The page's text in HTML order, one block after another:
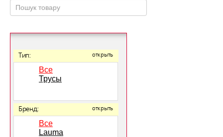
Тип: открыть
Все
Трусы
Бренд: открыть
Все
Lauma